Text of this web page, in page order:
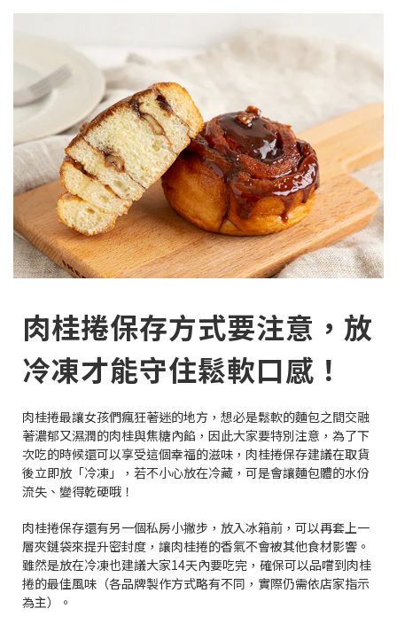
肉桂捲保存方式要注意，放
冷凍才能守住鬆軟口感！
肉桂捲最讓女孩們瘋狂著迷的地方，想必是鬆軟的麵包之間交融
著濃郁又濕潤的肉桂與焦糖內餡，因此大家要特別注意，為了下
次吃的時候還可以享受這個幸福的滋味，肉桂捲保存建議在取貨
後立即放「冷凍」，若不小心放在冷藏，可是會讓麵包體的水份
流失、變得乾硬哦！
肉桂捲保存還有另一個私房小撇步，放入冰箱前，可以再套上一
層夾鏈袋來提升密封度，讓肉桂捲的香氣不會被其他食材影響。
雖然是放在冷凍也建議大家14天內要吃完，確保可以品嚐到肉桂
捲的最佳風味（各品牌製作方式略有不同，實際仍需依店家指示
為主）。